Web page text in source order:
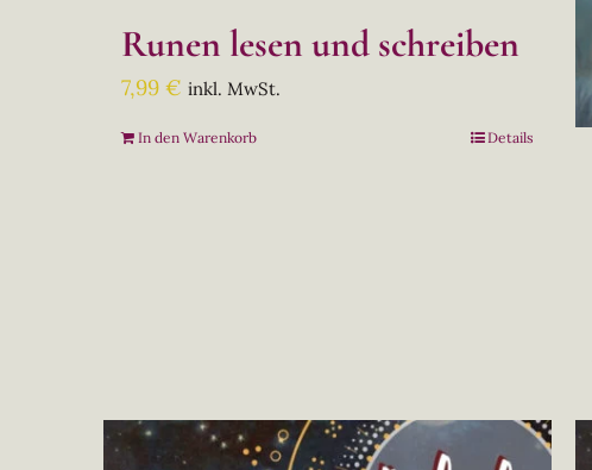
Runen lesen und schreiben
7,99 € inkl. MwSt.
In den Warenkorb Details